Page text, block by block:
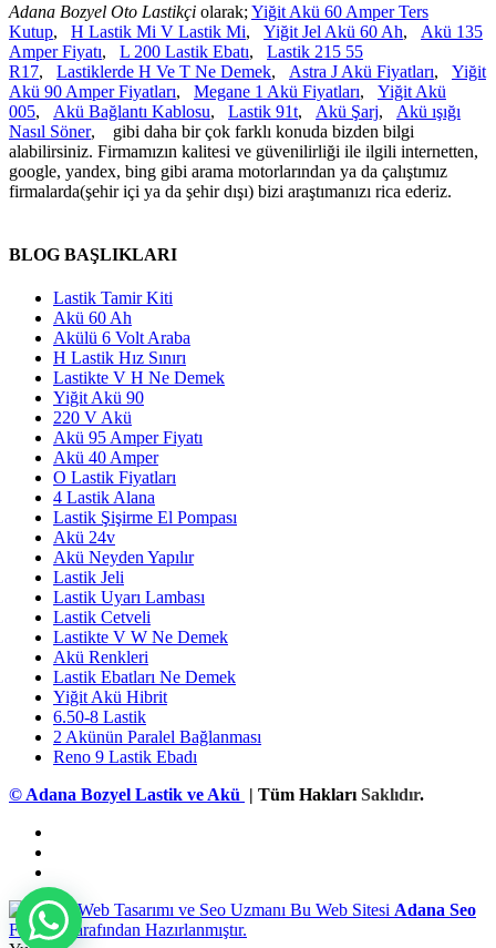
Adana Bozyel Oto Lastikçi olarak; Yiğit Akü 60 Amper Ters
Kutup, H Lastik Mi V Lastik Mi, Yiğit Jel Akü 60 Ah, Akü 135
Amper Fiyatı, L 200 Lastik Ebatı, Lastik 215 55
R17, Lastiklerde H Ve T Ne Demek, Astra J Akü Fiyatları, Yiğit
Akü 90 Amper Fiyatları, Megane 1 Akü Fiyatları, Yiğit Akü
005, Akü Bağlantı Kablosu, Lastik 91t, Akü Şarj, Akü ışığı
Nasıl Söner, gibi daha bir çok farklı konuda bizden bilgi
alabilirsiniz. Firmamızın kalitesi ve güvenilirliği ile ilgili internetten,
google, yandex, bing gibi arama motorlarından ya da çalıştımız
firmalarda(şehir içi ya da şehir dışı) bizi araştımanızı rica ederiz.
BLOG BAŞLIKLARI
Lastik Tamir Kiti
Akü 60 Ah
Akülü 6 Volt Araba
H Lastik Hız Sınırı
Lastikte V H Ne Demek
Yiğit Akü 90
220 V Akü
Akü 95 Amper Fiyatı
Akü 40 Amper
O Lastik Fiyatları
4 Lastik Alana
Lastik Şişirme El Pompası
Akü 24v
Akü Neyden Yapılır
Lastik Jeli
Lastik Uyarı Lambası
Lastik Cetveli
Lastikte V W Ne Demek
Akü Renkleri
Lastik Ebatları Ne Demek
Yiğit Akü Hibrit
6.50-8 Lastik
2 Akünün Paralel Bağlanması
Reno 9 Lastik Ebadı
© Adana Bozyel Lastik ve Akü | Tüm Hakları Saklıdır.
Bu Web Sitesi Adana Seo
Firması Tarafından Hazırlanmıştır.